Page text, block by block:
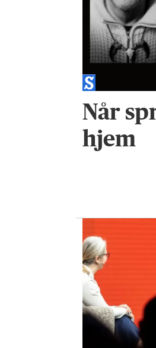
Når
hjem